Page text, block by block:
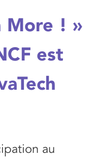
More ! »
est
au